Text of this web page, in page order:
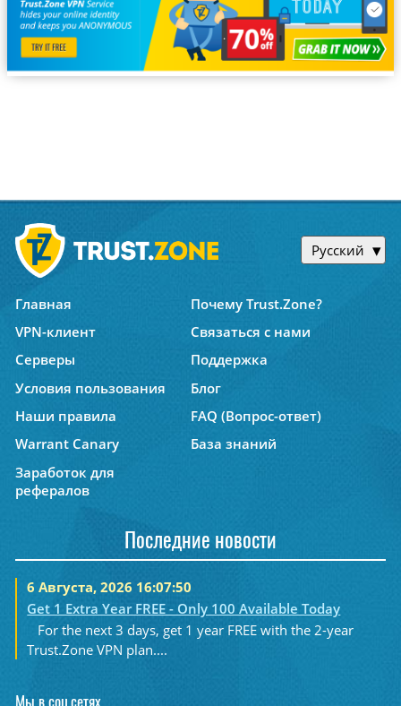
Русский
Главная
Почему Trust.Zone?
VPN-клиент
Связаться с нами
Серверы
Поддержка
Условия пользования
Блог
Наши правила
FAQ (Вопрос-ответ)
Warrant Canary
База знаний
Заработок для
рефералов
Последние новости
6 Августа, 2026 16:07:50
Get 1 Extra Year FREE - Only 100 Available Today
For the next 3 days, get 1 year FREE with the 2-year
Trust.Zone VPN plan....